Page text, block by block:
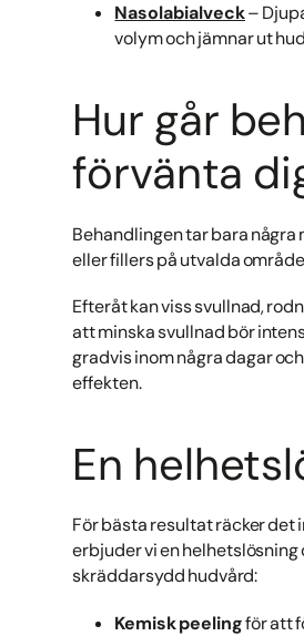
Nasolabialveck–
volym och jämnar ut
Hur går
förvänta
Behandlingen tar bara
eller fillers på utvalda
Efteråt kan viss svullnad,
att minska svullnad bör
gradvis inom några dagar
effekten.
En
För bästa resultat räcker det
erbjuder vi en
skräddarsydd hudvård:
Kemisk peelingför att